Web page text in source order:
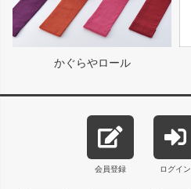
かぐらやロール
会員登録 ログイン